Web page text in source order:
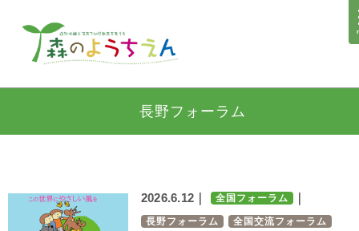
長野フォーラム
2026.6.12｜ 全国フォーラム
長野フォーラム 全国交流フォーラム